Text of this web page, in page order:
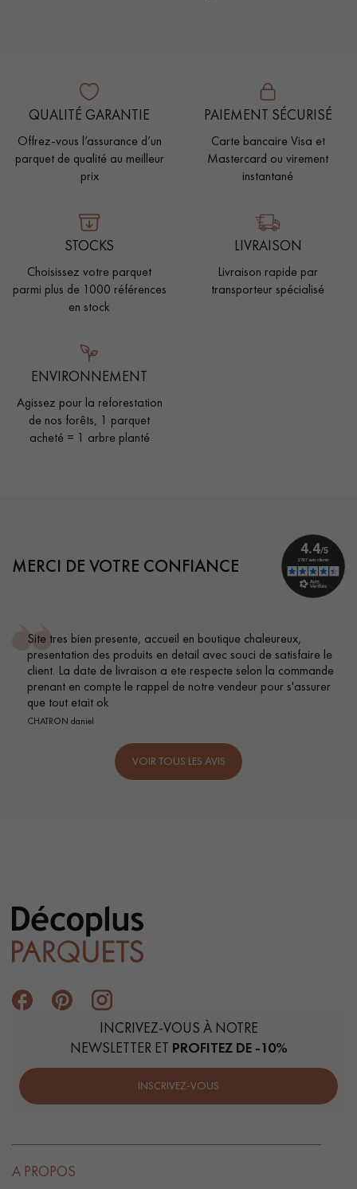
QUALITÉ GARANTIE
Offrez-vous l’assurance d’un
parquet de qualité au meilleur
prix
PAIEMENT SÉCURISÉ
Carte bancaire Visa et
Mastercard ou virement
instantané
STOCKS
Choisissez votre parquet
parmi plus de 1000 références
en stock
LIVRAISON
Livraison rapide par
transporteur spécialisé
ENVIRONNEMENT
Agissez pour la reforestation
de nos forêts, 1 parquet
acheté = 1 arbre planté
MERCI DE VOTRE CONFIANCE
Site tres bien presente, accueil en boutique chaleureux,
presentation des produits en detail avec souci de satisfaire le
client. La date de livraison a ete respecte selon la commande
prenant en compte le rappel de notre vendeur pour s'assurer
que tout etait ok
CHATRON daniel
VOIR TOUS LES AVIS
INCRIVEZ-VOUS À NOTRE
NEWSLETTER ET PROFITEZ DE -10%
INSCRIVEZ-VOUS
A PROPOS